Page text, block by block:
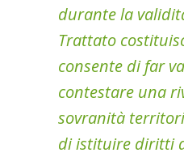
durante la
Trattato
consente di far
contestare una
sovranità
di istituire diritti